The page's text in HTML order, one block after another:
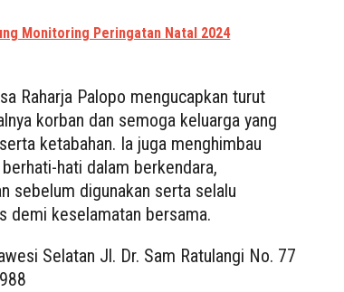
Monitoring Peringatan Natal 2024
Raharja Palopo mengucapkan turut
korban dan semoga keluarga yang
ketabahan. Ia juga menghimbau
hati dalam berkendara,
sebelum digunakan serta selalu
demi keselamatan bersama.
Selatan Jl. Dr. Sam Ratulangi No. 77